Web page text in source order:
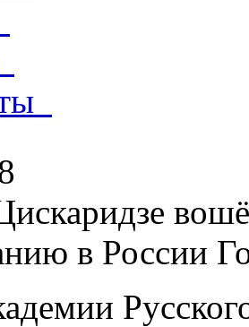
в России